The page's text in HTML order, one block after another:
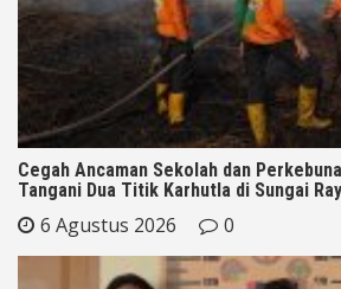
Cegah Ancaman Sekolah dan
Tangani Dua Titik Karhutla di Sungai
6 Agustus 2026 0